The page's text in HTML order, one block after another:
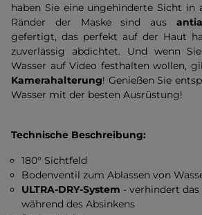
haben Sie eine ungehinderte Sicht in
Ränder der Maske sind aus
gefertigt, das perfekt auf der Haut
zuverlässig abdichtet. Und wenn
Wasser auf Video festhalten wollen,
Kamerahalterung! Genießen Sie
Wasser mit der besten Ausrüstung!
Technische Beschreibung:
180° Sichtfeld
Bodenventil zum Ablassen von
ULTRA-DRY-System - verhindert
während des Absinkens